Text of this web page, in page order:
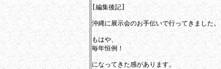
[編集後記]
沖縄に展示会のお手伝いで行ってきました。
もはや、
毎年恒例！
になってきた感があります。